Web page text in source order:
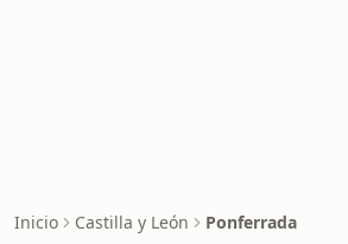
Inicio Castilla y León Ponferrada